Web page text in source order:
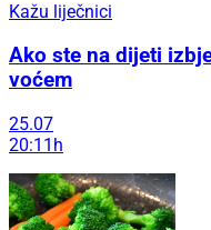
Kažu liječnici
Ako ste na dijeti
voćem
25.07
20:11h